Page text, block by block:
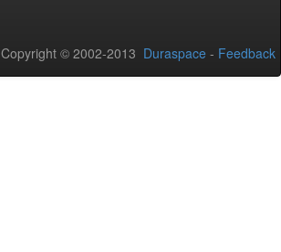
Copyright © 2002-2013 Duraspace - Feedback